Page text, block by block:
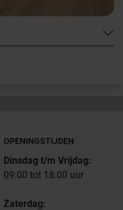
OPENINGSTIJDEN
Dinsdag t/m Vrijdag:
09:00 tot 18:00 uur
Zaterdag: